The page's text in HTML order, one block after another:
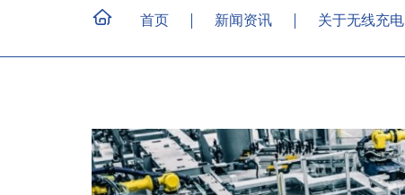
首页 新闻资讯 关于无线充电